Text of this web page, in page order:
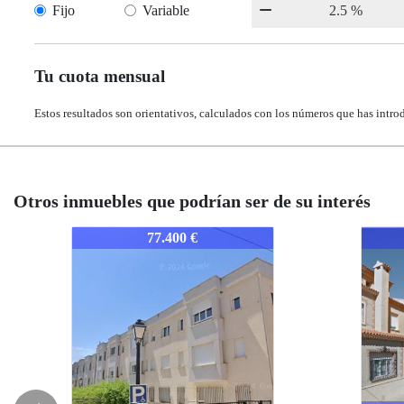
Fijo Variable
Tu cuota mensual
Estos resultados son orientativos, calculados con los números que has
Otros inmuebles que podrían ser de su interés
1635-CUTARJE
107.200 €
1635-CUTARJE
107.200 €